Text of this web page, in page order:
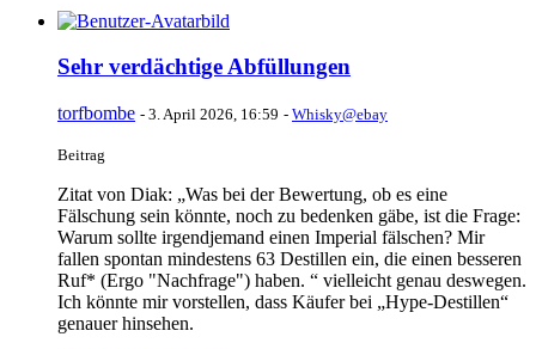
Sehr verdächtige Abfüllungen
torfbombe - 3. April 2026, 16:59 - Whisky@ebay
Beitrag
Zitat von Diak: „Was bei der Bewertung, ob es eine
Fälschung sein könnte, noch zu bedenken gäbe, ist die Frage:
Warum sollte irgendjemand einen Imperial fälschen? Mir
fallen spontan mindestens 63 Destillen ein, die einen besseren
Ruf* (Ergo "Nachfrage") haben. “ vielleicht genau deswegen.
Ich könnte mir vorstellen, dass Käufer bei „Hype-Destillen“
genauer hinsehen.